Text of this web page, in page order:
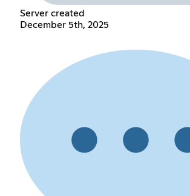
Server created
December 5th, 2025